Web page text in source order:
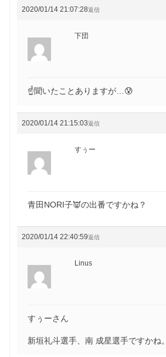
2020/01/14 21:07:28返信
下団
☝️聞いたことありますが…😰
2020/01/14 21:15:03返信
すぅー
青田NORI子👿の出番ですかね？
2020/01/14 22:40:59返信
Linus
すぅーさん
新垣礼斗選手、南 成星選手ですかね。